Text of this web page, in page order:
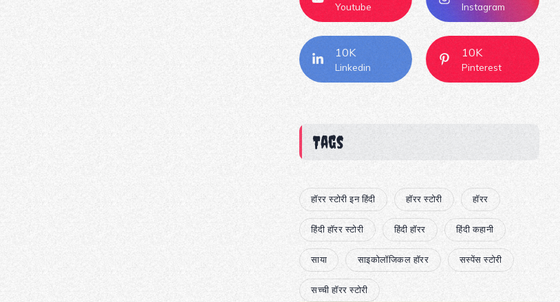
Youtube Instagram
10K
Linkedin
10K
Pinterest
Tags
हॉरर स्टोरी इन हिंदी हॉरर स्टोरी हॉरर
हिंदी हॉरर स्टोरी हिंदी हॉरर हिंदी कहानी
साया साइकोलॉजिकल हॉरर सस्पेंस स्टोरी
सच्ची हॉरर स्टोरी